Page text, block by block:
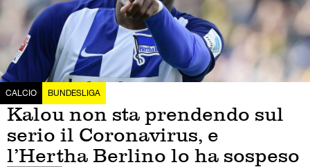
CALCIO BUNDESLIGA
Kalou non sta prendendo sul
serio il Coronavirus, e
l’Hertha Berlino lo ha sospeso